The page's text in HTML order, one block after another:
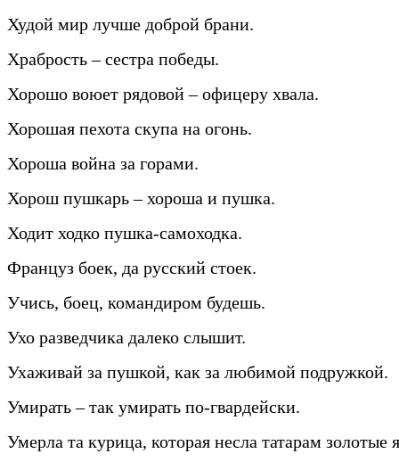
Худой мир лучше доброй брани.
Храбрость – сестра победы.
Хорошо воюет рядовой – офицеру хвала.
Хорошая пехота скупа на огонь.
Хороша война за горами.
Хорош пушкарь – хороша и пушка.
Ходит ходко пушка-самоходка.
Француз боек, да русский стоек.
Учись, боец, командиром будешь.
Ухо разведчика далеко слышит.
Ухаживай за пушкой, как за любимой подружкой.
Умирать – так умирать по-гвардейски.
Умерла та курица, которая несла татарам золотые